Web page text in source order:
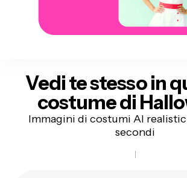
Vedi te stessoin
costume di
Immagini di costumi AI
secondi